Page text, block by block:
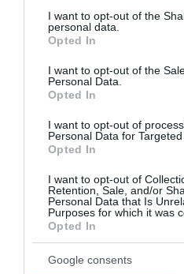
not limited to your visit or
grant or deny consent to
use your data for below
consent section.
I want to opt-out of the
personal data.
Opted In
I want to opt-out of the
Personal Data.
Opted In
I want to opt-out of
Personal Data for Targeted
Opted In
I want to opt-out of
Retention, Sale, and/or
Personal Data that Is
Purposes for which it was
Opted In
Google consents
Greek Mafia:
βασικός εκτελεστής
Στη Γερμανία συνελήφθη
βασικός εκτελεστής της
«Έντικ», που κατηγορείται
εγκληματικές πράξεις.